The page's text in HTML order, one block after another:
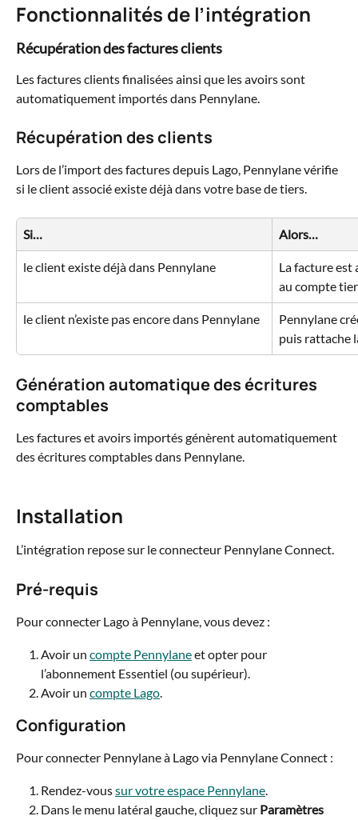
Fonctionnalités de l’intégration
Récupération des factures clients
Les factures clients finalisées ainsi que les avoirs sont
automatiquement importés dans Pennylane.
Récupération des clients
Lors de l’import des factures depuis Lago, Pennylane vérifie
si le client associé existe déjà dans votre base de tiers.
Si… Alors…
le client existe déjà dans Pennylane
La facture
au compte
le client n’existe pas encore dans Pennylane
Pennylane
puis rattache
Génération automatique des écritures
comptables
Les factures et avoirs importés génèrent automatiquement
des écritures comptables dans Pennylane.
Installation
L’intégration repose sur le connecteur Pennylane Connect.
Pré-requis
Pour connecter Lago à Pennylane, vous devez :
Avoir un compte Pennylane et opter pour
l’abonnement Essentiel (ou supérieur).
Avoir un compte Lago
Configuration
Pour connecter Pennylane à Lago via Pennylane Connect :
Rendez-vous sur votre espace Pennylane
Dans le menu latéral gauche, cliquez sur Paramètres